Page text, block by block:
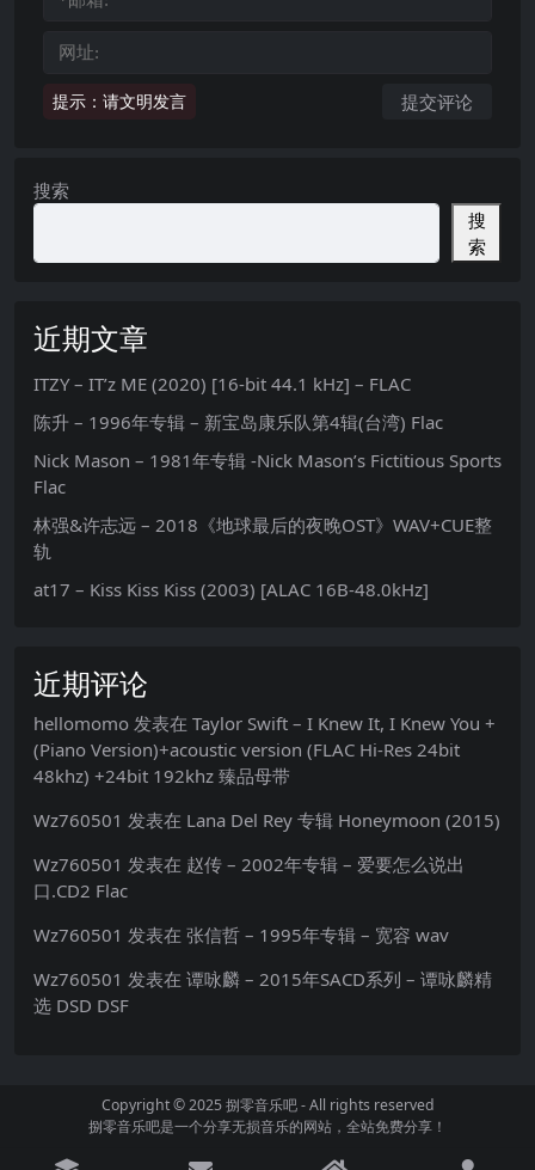
提示：请文明发言
搜索
搜
索
近期文章
ITZY – IT’z ME (2020) [16-bit 44.1 kHz] – FLAC
陈升 – 1996年专辑 – 新宝岛康乐队第4辑(台湾) Flac
Nick Mason – 1981年专辑 -Nick Mason’s Fictitious Sports
Flac
林强&许志远 – 2018《地球最后的夜晚OST》WAV+CUE整
轨
at17 – Kiss Kiss Kiss (2003) [ALAC 16B-48.0kHz]
近期评论
hellomomo 发表在 Taylor Swift – I Knew It, I Knew You +
(Piano Version)+acoustic version (FLAC Hi-Res 24bit
48khz) +24bit 192khz 臻品母带
Wz760501 发表在 Lana Del Rey 专辑 Honeymoon (2015)
Wz760501 发表在 赵传 – 2002年专辑 – 爱要怎么说出
口.CD2 Flac
Wz760501 发表在 张信哲 – 1995年专辑 – 宽容 wav
Wz760501 发表在 谭咏麟 – 2015年SACD系列 – 谭咏麟精
选 DSD DSF
Copyright © 2025捌零音乐吧- All rights reserved
捌零音乐吧是一个分享无损音乐的网站，全站免费分享！